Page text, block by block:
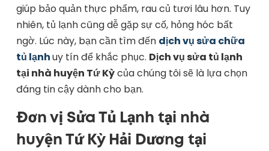
giúp bảo quản thực phẩm, rau củ tươi lâu hơn. Tuy
nhiên, tủ lạnh cũng dễ gặp sự cố, hỏng hóc bất
ngờ. Lúc này, bạn cần tìm đến dịch vụ sửa chữa
tủ lạnhuy tín để khắc phục. Dịch vụ sửa tủ lạnh
tại nhà huyện Tứ Kỳcủa chúng tôi sẽ là lựa chọn
đáng tin cậy dành cho bạn.
Đơn vị Sửa Tủ Lạnh tại nhà
huyện Tứ Kỳ Hải Dương tại